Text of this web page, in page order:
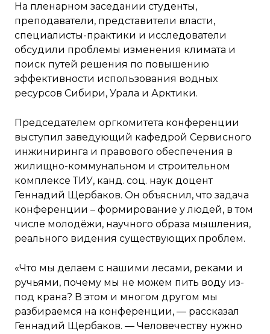
На пленарном заседании студенты,
преподаватели, представители власти,
специалисты-практики и исследователи
обсудили проблемы изменения климата и
поиск путей решения по повышению
эффективности использования водных
ресурсов Сибири, Урала и Арктики.
Председателем оргкомитета конференции
выступил заведующий кафедрой Сервисного
инжиниринга и правового обеспечения в
жилищно-коммунальном и строительном
комплексе ТИУ, канд. соц. наук доцент
Геннадий Щербаков. Он объяснил, что задача
конференции – формирование у людей, в том
числе молодёжи, научного образа мышления,
реального видения существующих проблем.
«Что мы делаем с нашими лесами, реками и
ручьями, почему мы не можем пить воду из-
под крана? В этом и многом другом мы
разбираемся на конференции, — рассказал
Геннадий Щербаков. — Человечеству нужно